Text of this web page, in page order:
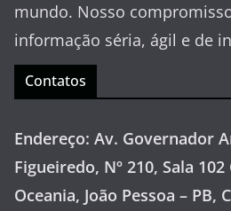
mundo. Nosso
informação séria, ágil e de
Contatos
Endereço: Av. Governador
Figueiredo, Nº 210, Sala 102
Oceania, João Pessoa – PB,